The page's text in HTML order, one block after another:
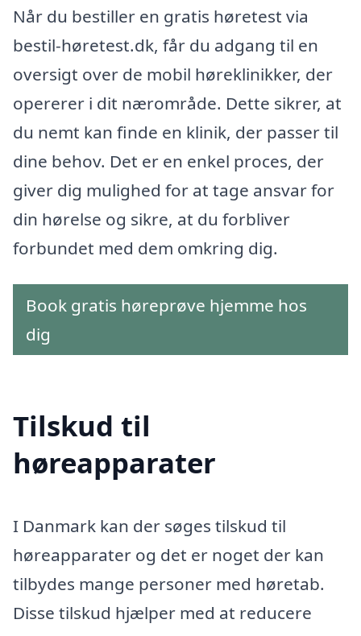
Når du bestiller en gratis høretest via
bestil-høretest.dk, får du adgang til en
oversigt over de mobil høreklinikker, der
opererer i dit nærområde. Dette sikrer, at
du nemt kan finde en klinik, der passer til
dine behov. Det er en enkel proces, der
giver dig mulighed for at tage ansvar for
din hørelse og sikre, at du forbliver
forbundet med dem omkring dig.
Book gratis høreprøve hjemme hos
dig
Tilskud til
høreapparater
I Danmark kan der søges tilskud til
høreapparater og det er noget der kan
tilbydes mange personer med høretab.
Disse tilskud hjælper med at reducere